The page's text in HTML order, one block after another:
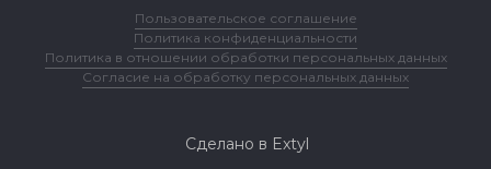
Пользовательское соглашение
Политика конфиденциальности
Политика в отношении обработки персональных данных
Согласие на обработку персональных данных
Сделано в Extyl